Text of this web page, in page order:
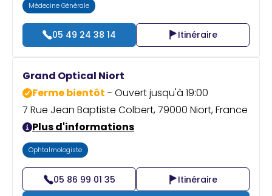
Médecine Générale
05 49 24 38 14 Itinéraire
Grand Optical Niort
Ferme bientôt - Ouvert jusqu'à 19:00
7 Rue Jean Baptiste Colbert, 79000 Niort, France
Plus d'informations
Ophtalmologiste
05 86 99 01 35
Itinéraire